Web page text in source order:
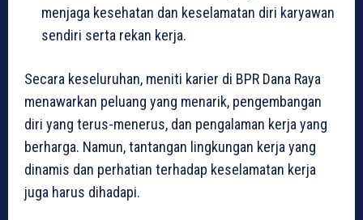
menjaga kesehatan dan keselamatan diri karyawan
sendiri serta rekan kerja.
Secara keseluruhan, meniti karier di BPR Dana Raya
menawarkan peluang yang menarik, pengembangan
diri yang terus-menerus, dan pengalaman kerja yang
berharga. Namun, tantangan lingkungan kerja yang
dinamis dan perhatian terhadap keselamatan kerja
juga harus dihadapi.